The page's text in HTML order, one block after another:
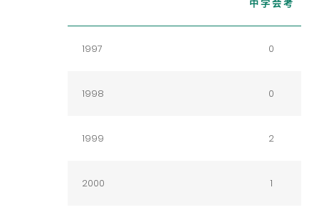
中 学 会 考
1997 0
1998 0
1999 2
2000 1